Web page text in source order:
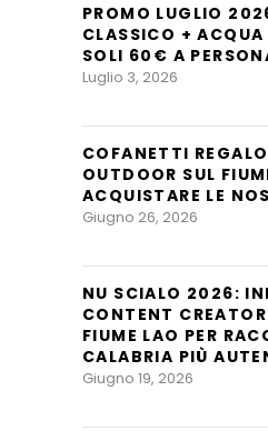
PROMO LUGLIO
CLASSICO +
SOLI 60€ A
Luglio 3, 2026
COFANETTI
OUTDOOR SUL
ACQUISTARE LE
Giugno 26, 2026
NU SCIALO 2026:
CONTENT
FIUME LAO PER
CALABRIA PIÙ
Giugno 19, 2026